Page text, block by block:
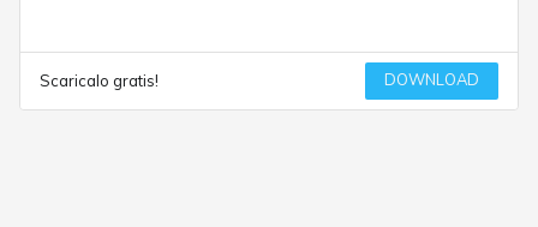
Scaricalo gratis! DOWNLOAD